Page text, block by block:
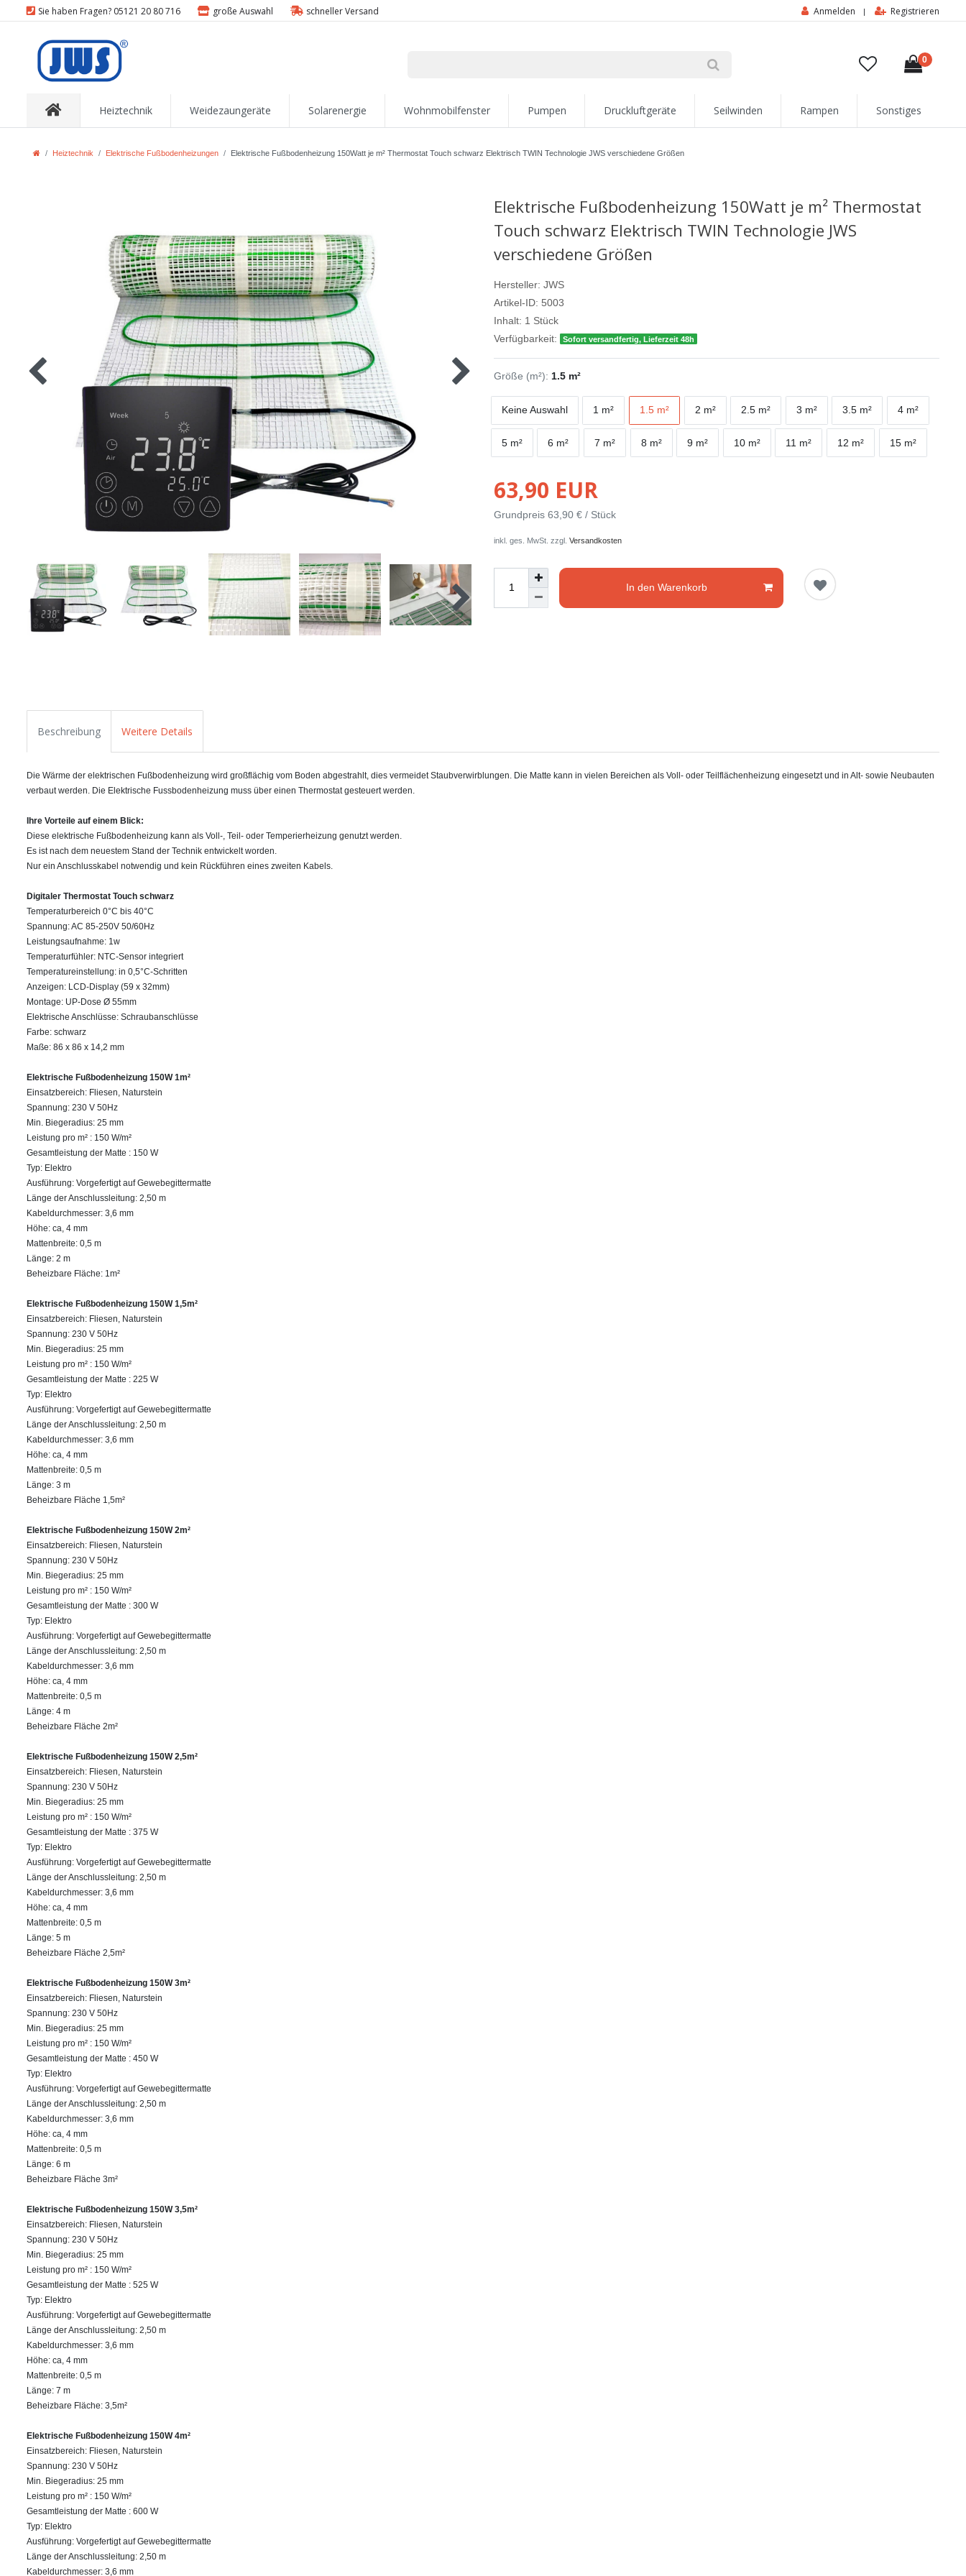
Sie haben Fragen? 05121 20 80 716 große Auswahl schneller Versand Anmelden | Registrieren
0
Heiztechnik Weidezaungeräte Solarenergie Wohnmobilfenster Pumpen Druckluftgeräte Seilwinden Rampen Sonstiges
Heiztechnik Elektrische Fußbodenheizungen Elektrische Fußbodenheizung 150Watt je m² Thermostat Touch schwarz Elektrisch TWIN Technologie JWS verschiedene Größen
Elektrische Fußbodenheizung 150Watt je m² Thermostat
Touch schwarz Elektrisch TWIN Technologie JWS
verschiedene Größen
Hersteller: JWS
Artikel-ID: 5003
Inhalt: 1 Stück
Verfügbarkeit:
Sofort versandfertig, Lieferzeit 48h
Größe (m²): 1.5 m²
Keine Auswahl 1 m² 1.5 m² 2 m² 2.5 m² 3 m² 3.5 m² 4 m²
5 m² 6 m² 7 m² 8 m² 9 m² 10 m² 11 m² 12 m² 15 m²
63,90 EUR
Grundpreis 63,90 € / Stück
inkl. ges. MwSt. zzgl. Versandkosten
In den Warenkorb
Beschreibung Weitere Details
Die Wärme der elektrischen Fußbodenheizung wird großflächig vom Boden abgestrahlt, dies vermeidet Staubverwirblungen. Die Matte kann in vielen Bereichen als Voll- oder Teilflächenheizung eingesetzt und in Alt- sowie Neubauten
verbaut werden. Die Elektrische Fussbodenheizung muss über einen Thermostat gesteuert werden.
Ihre Vorteile auf einem Blick:
Diese elektrische Fußbodenheizung kann als Voll-, Teil- oder Temperierheizung genutzt werden.
Es ist nach dem neuestem Stand der Technik entwickelt worden.
Nur ein Anschlusskabel notwendig und kein Rückführen eines zweiten Kabels.
Digitaler Thermostat Touch schwarz
Temperaturbereich 0°C bis 40°C
Spannung: AC 85-250V 50/60Hz
Leistungsaufnahme: 1w
Temperaturfühler: NTC-Sensor integriert
Temperatureinstellung: in 0,5°C-Schritten
Anzeigen: LCD-Display (59 x 32mm)
Montage: UP-Dose Ø 55mm
Elektrische Anschlüsse: Schraubanschlüsse
Farbe: schwarz
Maße: 86 x 86 x 14,2 mm
Elektrische Fußbodenheizung 150W 1m²
Einsatzbereich: Fliesen, Naturstein
Spannung: 230 V 50Hz
Min. Biegeradius: 25 mm
Leistung pro m² : 150 W/m²
Gesamtleistung der Matte : 150 W
Typ: Elektro
Ausführung: Vorgefertigt auf Gewebegittermatte
Länge der Anschlussleitung: 2,50 m
Kabeldurchmesser: 3,6 mm
Höhe: ca, 4 mm
Mattenbreite: 0,5 m
Länge: 2 m
Beheizbare Fläche: 1m²
Elektrische Fußbodenheizung 150W 1,5m²
Einsatzbereich: Fliesen, Naturstein
Spannung: 230 V 50Hz
Min. Biegeradius: 25 mm
Leistung pro m² : 150 W/m²
Gesamtleistung der Matte : 225 W
Typ: Elektro
Ausführung: Vorgefertigt auf Gewebegittermatte
Länge der Anschlussleitung: 2,50 m
Kabeldurchmesser: 3,6 mm
Höhe: ca, 4 mm
Mattenbreite: 0,5 m
Länge: 3 m
Beheizbare Fläche 1,5m²
Elektrische Fußbodenheizung 150W 2m²
Einsatzbereich: Fliesen, Naturstein
Spannung: 230 V 50Hz
Min. Biegeradius: 25 mm
Leistung pro m² : 150 W/m²
Gesamtleistung der Matte : 300 W
Typ: Elektro
Ausführung: Vorgefertigt auf Gewebegittermatte
Länge der Anschlussleitung: 2,50 m
Kabeldurchmesser: 3,6 mm
Höhe: ca, 4 mm
Mattenbreite: 0,5 m
Länge: 4 m
Beheizbare Fläche 2m²
Elektrische Fußbodenheizung 150W 2,5m²
Einsatzbereich: Fliesen, Naturstein
Spannung: 230 V 50Hz
Min. Biegeradius: 25 mm
Leistung pro m² : 150 W/m²
Gesamtleistung der Matte : 375 W
Typ: Elektro
Ausführung: Vorgefertigt auf Gewebegittermatte
Länge der Anschlussleitung: 2,50 m
Kabeldurchmesser: 3,6 mm
Höhe: ca, 4 mm
Mattenbreite: 0,5 m
Länge: 5 m
Beheizbare Fläche 2,5m²
Elektrische Fußbodenheizung 150W 3m²
Einsatzbereich: Fliesen, Naturstein
Spannung: 230 V 50Hz
Min. Biegeradius: 25 mm
Leistung pro m² : 150 W/m²
Gesamtleistung der Matte : 450 W
Typ: Elektro
Ausführung: Vorgefertigt auf Gewebegittermatte
Länge der Anschlussleitung: 2,50 m
Kabeldurchmesser: 3,6 mm
Höhe: ca, 4 mm
Mattenbreite: 0,5 m
Länge: 6 m
Beheizbare Fläche 3m²
Elektrische Fußbodenheizung 150W 3,5m²
Einsatzbereich: Fliesen, Naturstein
Spannung: 230 V 50Hz
Min. Biegeradius: 25 mm
Leistung pro m² : 150 W/m²
Gesamtleistung der Matte : 525 W
Typ: Elektro
Ausführung: Vorgefertigt auf Gewebegittermatte
Länge der Anschlussleitung: 2,50 m
Kabeldurchmesser: 3,6 mm
Höhe: ca, 4 mm
Mattenbreite: 0,5 m
Länge: 7 m
Beheizbare Fläche: 3,5m²
Elektrische Fußbodenheizung 150W 4m²
Einsatzbereich: Fliesen, Naturstein
Spannung: 230 V 50Hz
Min. Biegeradius: 25 mm
Leistung pro m² : 150 W/m²
Gesamtleistung der Matte : 600 W
Typ: Elektro
Ausführung: Vorgefertigt auf Gewebegittermatte
Länge der Anschlussleitung: 2,50 m
Kabeldurchmesser: 3,6 mm